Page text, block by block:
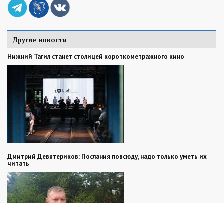
Другие новости
Нижний Тагил станет столицей короткометражного кино
Дмитрий Девятериков: Послания повсюду, надо только уметь их
читать